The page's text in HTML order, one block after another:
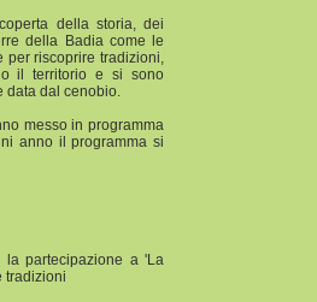
della storia, dei
della Badia come le
per riscoprire tradizioni,
il territorio e si sono
data dal cenobio.
messo in programma
anno il programma si
la partecipazione a 'La
tradizioni